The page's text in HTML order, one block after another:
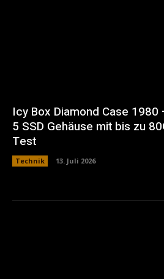
Icy Box Diamond Case
5 SSD Gehäuse mit bis zu
Test
Technik 13. Juli 2026